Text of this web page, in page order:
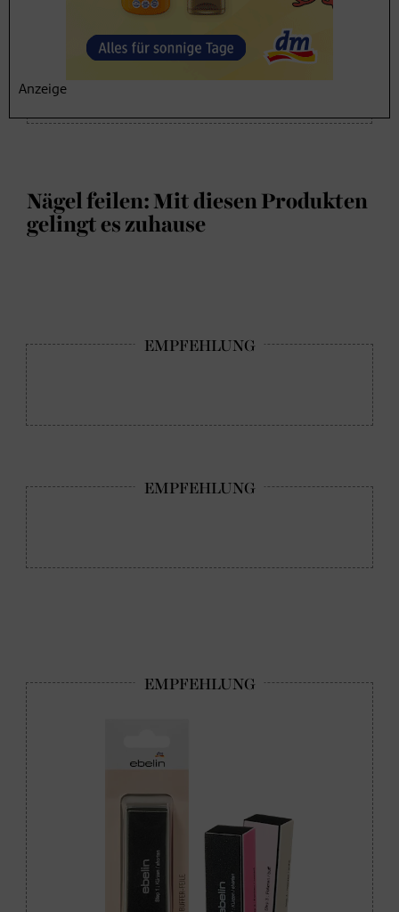
Erfahren Sie hier die Anzeichen dafür, dass Sie
wenig Wasser getrunkenhaben.
Nägel feilen: Mit diesen Produkten
gelingt es zuhause
Anzeige